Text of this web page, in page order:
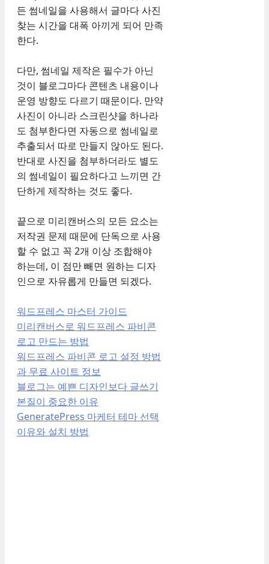
든 썸네일을 사용해서 글마다 사진
찾는 시간을 대폭 아끼게 되어 만족
한다.
다만, 썸네일 제작은 필수가 아닌
것이 블로그마다 콘텐츠 내용이나
운영 방향도 다르기 때문이다. 만약
사진이 아니라 스크린샷을 하나라
도 첨부한다면 자동으로 썸네일로
추출되서 따로 만들지 않아도 된다.
반대로 사진을 첨부하더라도 별도
의 썸네일이 필요하다고 느끼면 간
단하게 제작하는 것도 좋다.
끝으로 미리캔버스의 모든 요소는
저작권 문제 때문에 단독으로 사용
할 수 없고 꼭 2개 이상 조합해야
하는데, 이 점만 빼면 원하는 디자
인으로 자유롭게 만들면 되겠다.
워드프레스 마스터 가이드
미리캔버스로 워드프레스 파비콘
로고 만드는 방법
워드프레스 파비콘 로고 설정 방법
과 무료 사이트 정보
블로그는 예쁜 디자인보다 글쓰기
본질이 중요한 이유
GeneratePress 마케터 테마 선택
이유와 설치 방법